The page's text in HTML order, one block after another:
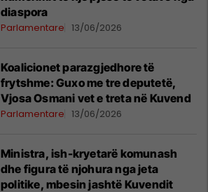
diaspora
Parlamentare 13/06/2026
Koalicionet parazgjedhore të
frytshme: Guxo me tre deputetë,
Vjosa Osmani vet e treta në Kuvend
Parlamentare 13/06/2026
Ministra, ish-kryetarë komunash
dhe figura të njohura nga jeta
politike, mbesin jashtë Kuvendit